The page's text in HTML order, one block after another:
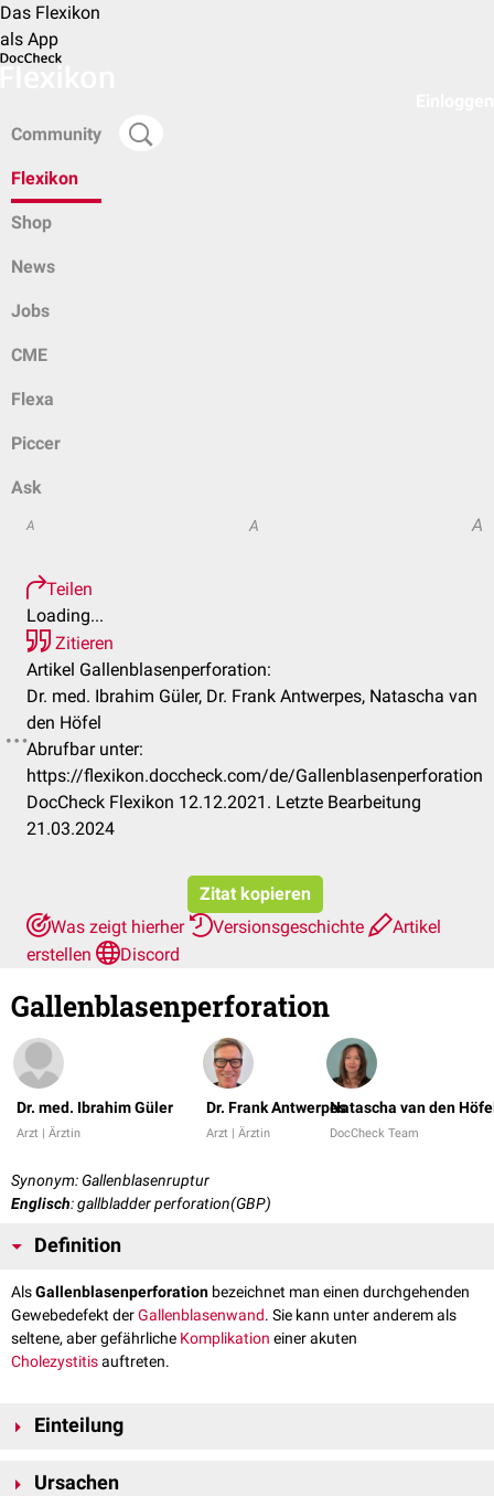
Das Flexikon
als App
Community
Flexikon
Shop
News
Jobs
CME
Flexa
Piccer
Ask
A A A
Teilen
Loading...
Zitieren
Artikel Gallenblasenperforation:
Dr. med. Ibrahim Güler, Dr. Frank Antwerpes, Natascha van
den Höfel
Abrufbar unter:
https://flexikon.doccheck.com/de/Gallenblasenperforation
DocCheck Flexikon 12.12.2021. Letzte Bearbeitung
21.03.2024
Zitat kopieren
Was zeigt hierher
Versionsgeschichte
Artikel
erstellen
Discord
Gallenblasenperforation
Dr. med. Ibrahim Güler
Arzt | Ärztin
Dr. Frank Antwerpes
Arzt | Ärztin
Natascha van den
DocCheck Team
Synonym: Gallenblasenruptur
Englisch: gallbladder perforation(GBP)
Definition
AlsGallenblasenperforation bezeichnet man einen durchgehenden
Gewebedefekt derGallenblasenwand. Sie kann unter anderem als
seltene, aber gefährliche Komplikation einer akuten
Cholezystitisauftreten.
Einteilung
als auch frei (zurBauchhöhle
Ursachen